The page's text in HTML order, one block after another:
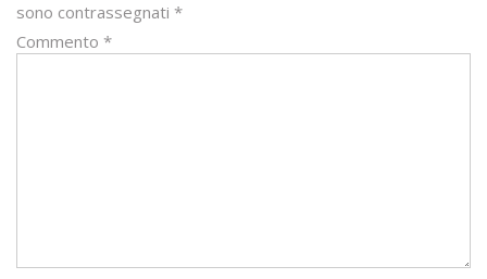
sono contrassegnati *
Commento *